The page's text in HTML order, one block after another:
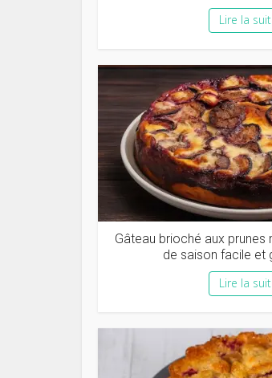
Lire la
Gâteau brioché aux prunes
de saison facile et
Lire la